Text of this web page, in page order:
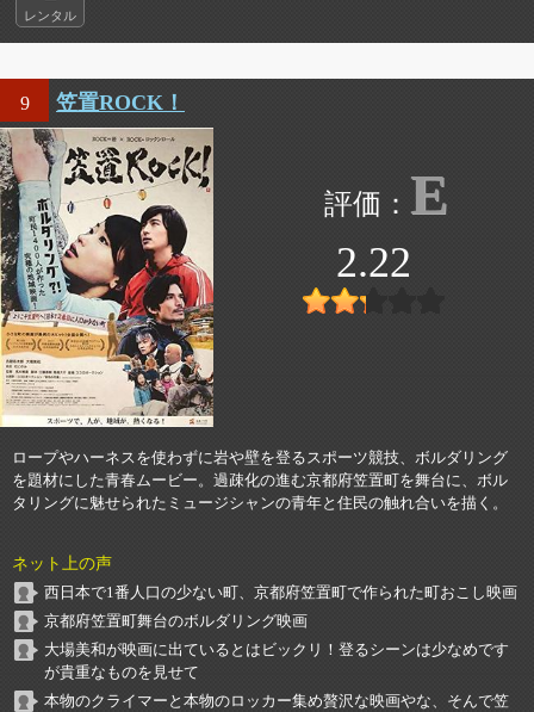
レンタル
9 笠置ROCK！
E
2.22
ロープやハーネスを使わずに岩や壁を登るスポーツ競技、ボルダリング
を題材にした青春ムービー。過疎化の進む京都府笠置町を舞台に、ボル
タリングに魅せられたミュージシャンの青年と住民の触れ合いを描く。
ネット上の声
西日本で1番人口の少ない町、京都府笠置町で作られた町おこし映画
京都府笠置町舞台のボルダリング映画
大場美和が映画に出ているとはビックリ！登るシーンは少なめです
が貴重なものを見せて
本物のクライマーと本物のロッカー集め贅沢な映画やな、そんで笠